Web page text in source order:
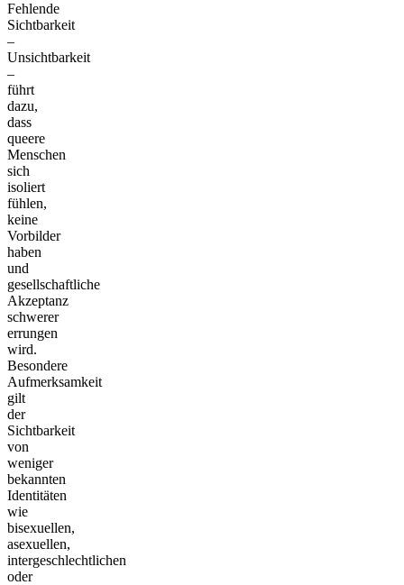
Fehlende
Sichtbarkeit
–
Unsichtbarkeit
–
führt
dazu,
dass
queere
Menschen
sich
isoliert
fühlen,
keine
Vorbilder
haben
und
gesellschaftliche
Akzeptanz
schwerer
errungen
wird.
Besondere
Aufmerksamkeit
gilt
der
Sichtbarkeit
von
weniger
bekannten
Identitäten
wie
bisexuellen,
asexuellen,
intergeschlechtlichen
oder